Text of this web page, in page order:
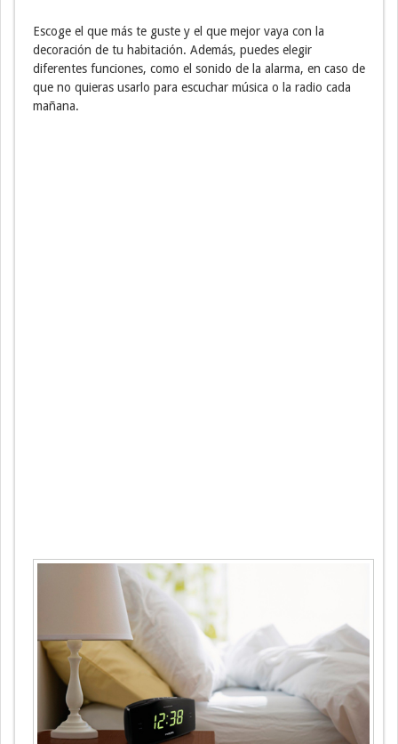
Escoge el que más te guste y el que mejor vaya con la
decoración de tu habitación. Además, puedes elegir
diferentes funciones, como el sonido de la alarma, en caso de
que no quieras usarlo para escuchar música o la radio cada
mañana.